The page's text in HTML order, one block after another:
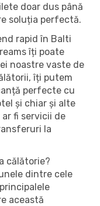
doar dus până
soluția perfectă.
rapid în Balti
îți poate
noastre vaste de
îți putem
perfecte cu
și chiar și alte
fi servicii de
la
călătorie?
dintre cele
această